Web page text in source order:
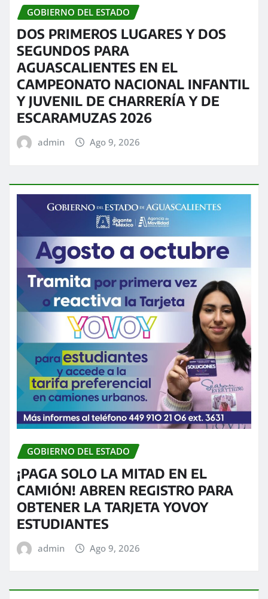
GOBIERNO DEL ESTADO
DOS PRIMEROS LUGARES Y DOS
SEGUNDOS PARA
AGUASCALIENTES EN EL
CAMPEONATO NACIONAL INFANTIL
Y JUVENIL DE CHARRERÍA Y DE
ESCARAMUZAS 2026
admin Ago 9, 2026
GOBIERNO DEL ESTADO
¡PAGA SOLO LA MITAD EN EL
CAMIÓN! ABREN REGISTRO PARA
OBTENER LA TARJETA YOVOY
ESTUDIANTES
admin Ago 9, 2026